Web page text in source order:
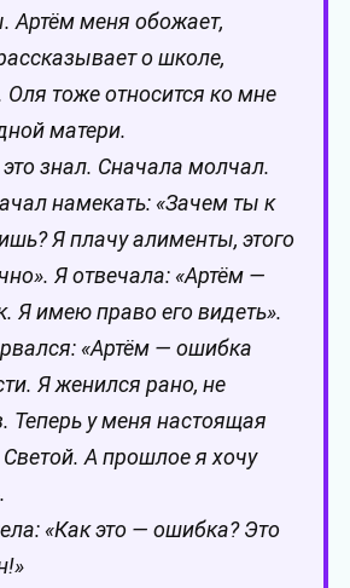
Артём меня обожает,
о школе,
Оля тоже относится ко мне
матери.
знал. Сначала молчал.
намекать: «Зачем ты к
Я плачу алименты, этого
Я отвечала: «Артём —
Я имею право его видеть».
«Артём — ошибка
Я женился рано, не
Теперь у меня настоящая
А прошлое я хочу
«Как это — ошибка? Это